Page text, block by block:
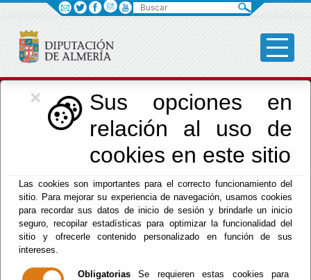
×
Sus opciones en
relación al uso de
cookies en este sitio
Las cookies son importantes para el correcto funcionamiento del
sitio. Para mejorar su experiencia de navegación, usamos cookies
para recordar sus datos de inicio de sesión y brindarle un inicio
seguro, recopilar estadísticas para optimizar la funcionalidad del
sitio y ofrecerle contenido personalizado en función de sus
intereses.
Obligatorias Se requieren estas cookies para
Cultura, Cine e
Identidad Almeriense
Menú Cultura
Inicio -Cultura y Cine - Otros - DPC
Buscar